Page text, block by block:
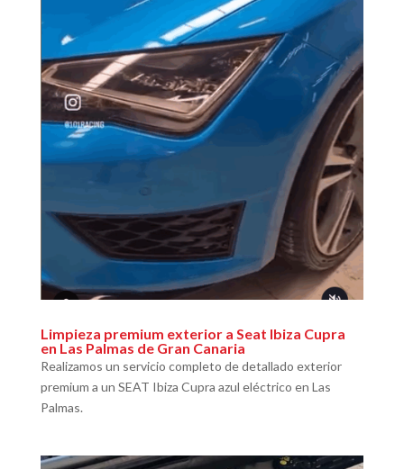
Limpieza premium exterior a Seat Ibiza Cupra
en Las Palmas de Gran Canaria
Realizamos un servicio completo de detallado exterior
premium a un SEAT Ibiza Cupra azul eléctrico en Las
Palmas.